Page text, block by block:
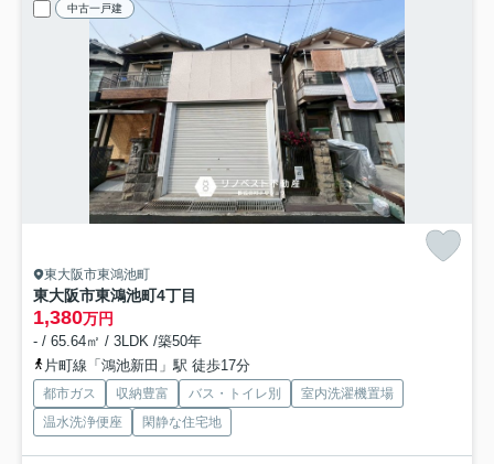
中古一戸建
東大阪市東鴻池町
東大阪市東鴻池町4丁目
1,380万円
- / 65.64㎡ / 3LDK /築50年
片町線「鴻池新田」駅 徒歩17分
都市ガス 収納豊富 バス・トイレ別
室内洗濯機置場
温水洗浄便座
閑静な住宅地